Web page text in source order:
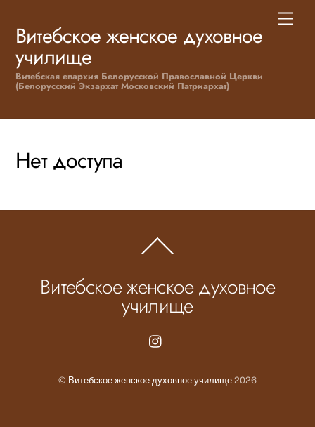
content
Витебское женское духовное
училище
Витебская епархия Белорусской Православной Церкви
(Белорусский Экзархат Московский Патриархат)
Нет доступа
To
Витебское женское духовное
училище
© Витебское женское духовное училище 2026